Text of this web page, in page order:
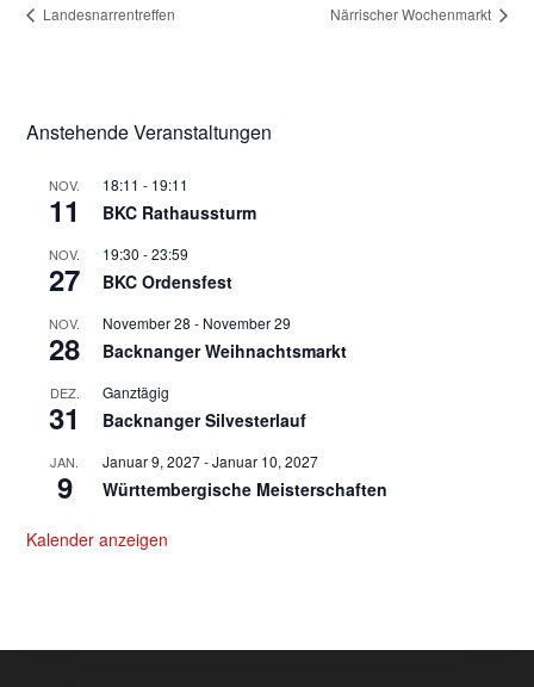
Landesnarrentreffen Närrischer Wochenmarkt
Anstehende Veranstaltungen
NOV.
11
18:11 - 19:11
BKC Rathaussturm
NOV.
27
19:30 -23:59
BKC Ordensfest
NOV.
28
November 28 - November 29
Backnanger Weihnachtsmarkt
DEZ.
31
Ganztägig
Backnanger Silvesterlauf
JAN.
9
Januar 9, 2027-Januar 10, 2027
Württembergische Meisterschaften
Kalender anzeigen